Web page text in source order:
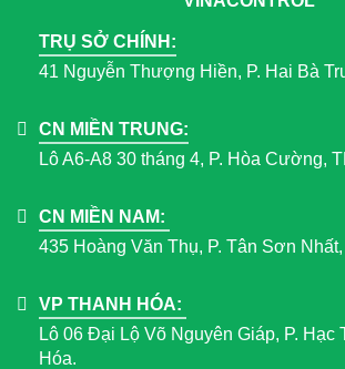
TRỤ SỞ CHÍNH:
41 Nguyễn Thượng Hiền, P. Hai Bà
CN MIỀN TRUNG:
Lô A6-A8 30 tháng 4, P. Hòa Cường,
CN MIỀN NAM:
435 Hoàng Văn Thụ, P. Tân Sơn
VP THANH HÓA:
Lô 06 Đại Lộ Võ Nguyên Giáp, P. Hạc
Hóa.